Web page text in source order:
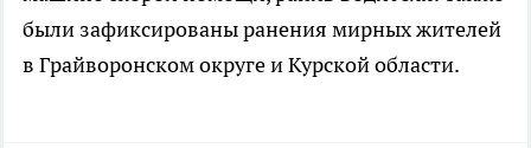
были зафиксированы ранения мирных жителей
в Грайворонском округе и Курской области.